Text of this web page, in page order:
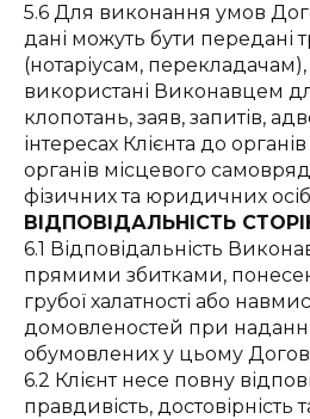
5.6 Для виконання умов
дані можуть бути передані
(нотаріусам,
використані Виконавцем
клопотань, заяв, запитів,
інтересах Клієнта до
органів місцевого
фізичних та юридичних
ВІДПОВІДАЛЬНІСТЬ
6.1 Відповідальність
прямими збитками,
грубої халатності або
домовленостей при
обумовлених у цьому
6.2 Клієнт несе повну
правдивість, достовірність